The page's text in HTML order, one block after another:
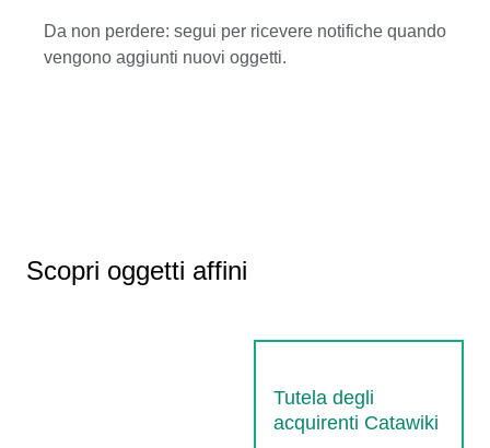
Da non perdere: segui per ricevere notifiche quando
vengono aggiunti nuovi oggetti.
Scopri oggetti affini
Tutela degli
acquirenti Catawiki